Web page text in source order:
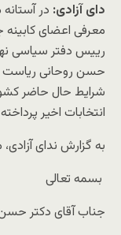
دای آزادی: در
معرفی اعضای
رییس دفتر سیاسی
حسن روحانی ریاست
شرایط حال حاضر
انتخابات اخیر
به گزارش ندای
بسمه تعالی
جناب آقای دکتر